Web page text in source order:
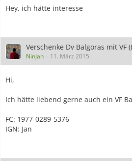
Hey, ich hätte interesse
Verschenke Dv Balgoras mit VF
NinJan 11. März 2015
Hi,
Ich hätte liebend gerne auch ein VF
FC: 1977-0289-5376
IGN: Jan